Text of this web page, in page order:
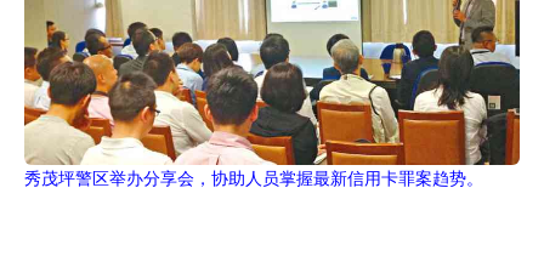
秀茂坪警区举办分享会，协助人员掌握最新信用卡罪案趋势。